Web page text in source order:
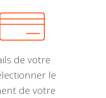
de votre
le
de votre